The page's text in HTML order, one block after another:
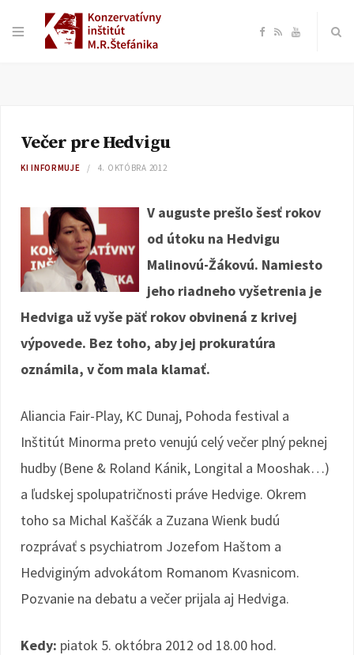
F
o
R Y
e
Večer pre Hedvigu
KI INFORMUJE 4. OKTÓBRA 2012
V auguste prešlo šesť rokov
od útoku na Hedvigu
Malinovú-Žákovú. Namiesto
jeho riadneho vyšetrenia je
Hedviga už vyše päť rokov obvinená z krivej
výpovede. Bez toho, aby jej prokuratúra
oznámila, v čom mala klamať.
Aliancia Fair-Play, KC Dunaj, Pohoda festival a
Inštitút Minorma preto venujú celý večer plný peknej
hudby (Bene & Roland Kánik, Longital a Mooshak…)
a ľudskej spolupatričnosti práve Hedvige. Okrem
toho sa Michal Kaščák a Zuzana Wienk budú
rozprávať s psychiatrom Jozefom Haštom a
Hedviginým advokátom Romanom Kvasnicom.
Pozvanie na debatu a večer prijala aj Hedviga.
Kedy: piatok 5. októbra 2012 od 18.00 hod.